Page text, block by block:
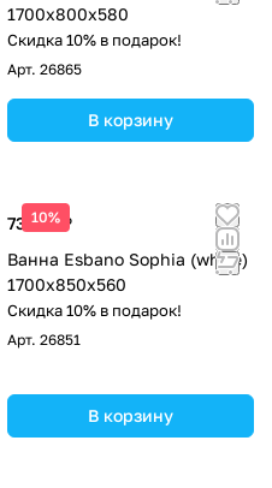
1700x800x580
Скидка 10% в подарок!
Арт. 26865
В корзину
10%
73 313 ₽
Ванна Esbano Sophia (white)
1700x850x560
Скидка 10% в подарок!
Арт. 26851
В корзину